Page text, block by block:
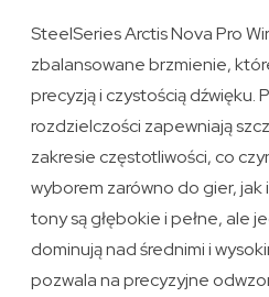
SteelSeries Arctis Nova Pro
zbalansowane brzmienie,
precyzją i czystością dźwięku.
rozdzielczości zapewniają
zakresie częstotliwości, co
wyborem zarówno do gier, jak
tony są głębokie i pełne, ale
dominują nad średnimi i
pozwala na precyzyjne